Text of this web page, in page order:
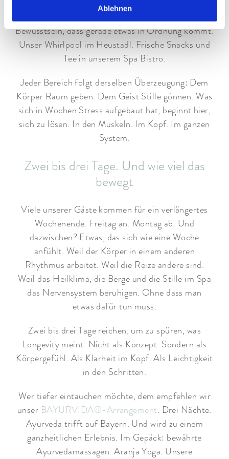
Ablehnen
selten Platz findet: echte Stille. Kein Summen. Kein
Bewusstsein, dass gerade etwas in Ordnung kommt.
Unser Whirlpool im Heustadl. Frische Snacks und
Tee in unserem Spa Bistro.
Jeder Bereich folgt derselben Überzeugung: Dem
Körper Raum geben. Dem Geist Stille gönnen. Was
sich in Wochen Stress aufgebaut hat, beginnt hier,
sich zu lösen. In den Muskeln. Im Kopf. Im ganzen
System.
Zwei bis drei Tage. Und wie viel das
bewegt
Viele unserer Gäste kommen für ein verlängertes
Wochenende. Freitag an. Montag ab. Und
dazwischen? Etwas, das sich wie eine Woche
anfühlt. Weil der Körper in einem anderen
Rhythmus arbeitet. Weil die Reize andere sind.
Weil das Heilklima, die Berge und die Stille im Spa
das Nervensystem beruhigen. Ohne dass man
etwas dafür tun muss.
Zwei bis drei Tage reichen, um zu spüren, was
Longevity meint. Nicht als Konzept. Sondern als
Körpergefühl. Als Klarheit im Kopf. Als Leichtigkeit
in den Schritten.
Wer tiefer eintauchen möchte, dem empfehlen wir
unser BAYURVIDA®-Arrangement. Drei Nächte.
Ayurveda trifft auf Bayern. Und wird zu einem
ganzheitlichen Erlebnis. Im Gepäck: bewährte
Ayurvedamassagen. Aranja Yoga. Unsere